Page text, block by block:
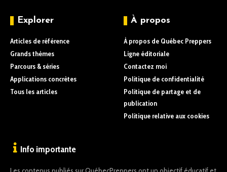
Explorer
Articles de référence
Grands thèmes
Parcours & séries
Applications concrètes
Tous les articles
À propos
À propos de Québec Preppers
Ligne éditoriale
Contactez moi
Politique de confidentialité
Politique de partage et de
publication
Politique relative aux cookies
Info importante